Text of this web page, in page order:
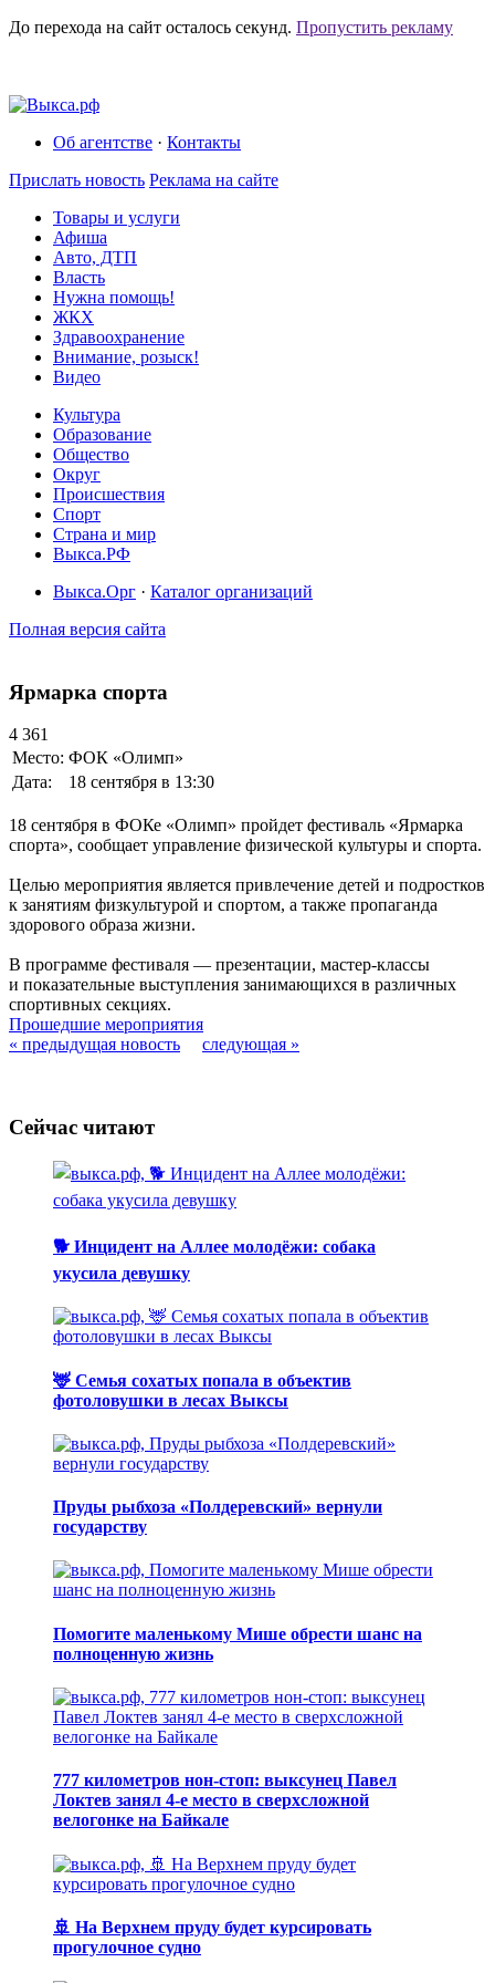
До перехода на сайт осталось секунд. Пропустить рекламу
Об агентстве · Контакты
Прислать новость Реклама на сайте
Товары и услуги
Афиша
Авто, ДТП
Власть
Нужна помощь!
ЖКХ
Здравоохранение
Внимание, розыск!
Видео
Культура
Образование
Общество
Округ
Происшествия
Спорт
Страна и мир
Выкса.РФ
Выкса.Орг · Каталог организаций
Полная версия сайта
Ярмарка спорта
4 361
Место: ФОК «Олимп»
Дата:
18 сентября в 13:30
18 сентября в ФОКе «Олимп» пройдет фестиваль «Ярмарка
спорта», сообщает управление физической культуры и спорта.
Целью мероприятия является привлечение детей и подростков
к занятиям физкультурой и спортом, а также пропаганда
здорового образа жизни.
В программе фестиваля — презентации, мастер-классы
и показательные выступления занимающихся в различных
спортивных секциях.
Прошедшие мероприятия
« предыдущая новость
следующая »
Сейчас читают
🐕 Инцидент на Аллее молодёжи: собака
укусила девушку
🦌 Семья сохатых попала в объектив
фотоловушки в лесах Выксы
Пруды рыбхоза «Полдеревский» вернули
государству
Помогите маленькому Мише обрести шанс на
полноценную жизнь
777 километров нон-стоп: выксунец Павел
Локтев занял 4-е место в сверхсложной
велогонке на Байкале
🚢 На Верхнем пруду будет курсировать
прогулочное судно